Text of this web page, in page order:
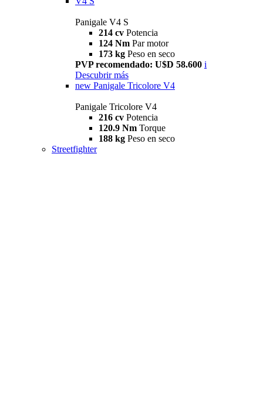
Panigale V4 S
214 cv Potencia
124 Nm Par motor
173 kg Peso en seco
PVP recomendado: U$D 58.600 i
Descubrir más
new Panigale Tricolore V4
Panigale Tricolore V4
216 cv Potencia
120.9 Nm Torque
188 kg Peso en seco
Streetfighter